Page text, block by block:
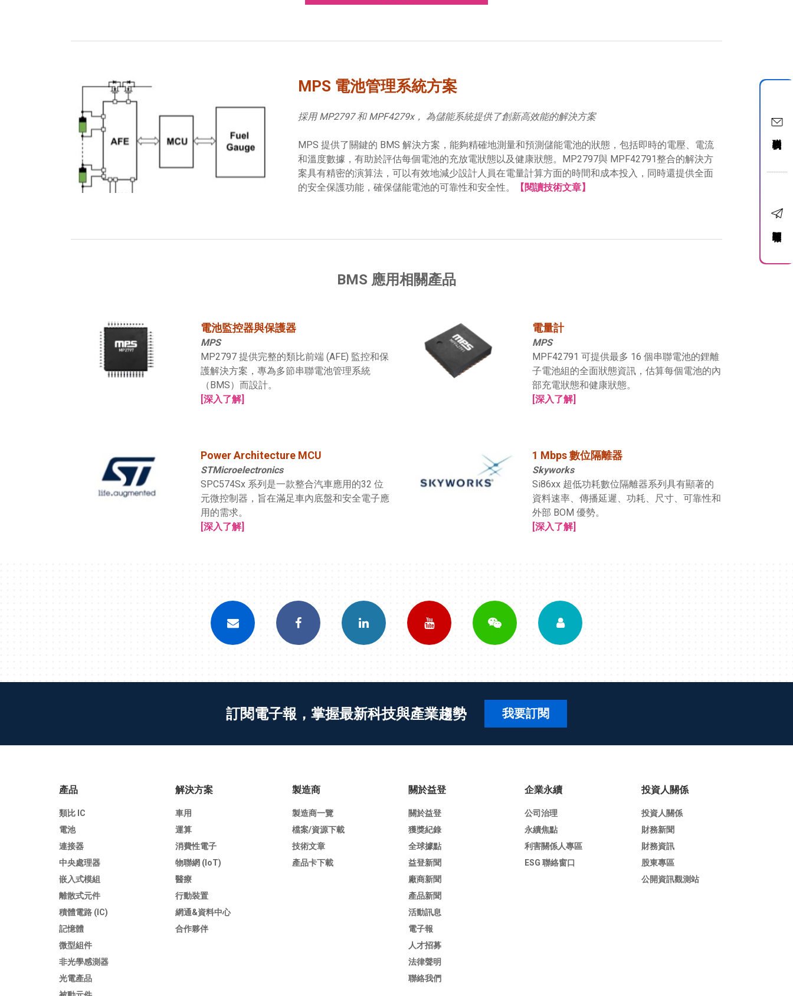
MPS 電池管理系統方案
採用 MP2797 和 MPF4279x， 為儲能系統提供了創新高效能的解決方案
MPS 提供了關鍵的 BMS 解決方案，能夠精確地測量和預測儲能電池的狀態，包括即時的電壓、電流
和溫度數據，有助於評估每個電池的充放電狀態以及健康狀態。MP2797與 MPF42791整合的解決方
案具有精密的演算法，可以有效地減少設計人員在電量計算方面的時間和成本投入，同時還提供全面
的安全保護功能，確保儲能電池的可靠性和安全性。
【閱讀技術文章】
BMS 應用相關產品
電池監控器與保護器
MPS
MP2797 提供完整的類比前端 (AFE) 監控和保
護解決方案，專為多節串聯電池管理系統
（BMS）而設計。
[深入了解]
電量計
MPS
MPF42791 可提供最多 16 個串聯電池的鋰離
子電池組的全面狀態資訊，估算每個電池的內
部充電狀態和健康狀態。
[深入了解]
Power Architecture MCU
STMicroelectronics
SPC574Sx 系列是一款整合汽車應用的32 位
元微控制器，旨在滿足車內底盤和安全電子應
用的需求。
[深入了解]
1 Mbps 數位隔離器
Skyworks
Si86xx 超低功耗數位隔離器系列具有顯著的
資料速率、傳播延遲、功耗、尺寸、可靠性和
外部 BOM 優勢。
[深入了解]
訂閱電子報，掌握最新科技與產業趨勢 我要訂閱
產品
類比 IC
電池
連接器
中央處理器
嵌入式模組
離散式元件
積體電路 (IC)
記憶體
微型組件
非光學感測器
光電產品
解決方案
車用
運算
消費性電子
物聯網 (IoT)
醫療
行動裝置
網通&資料中心
合作夥伴
製造商
製造商一覽
檔案/資源下載
技術文章
產品卡下載
關於益登
關於益登
獲獎紀錄
全球據點
益登新聞
廠商新聞
產品新聞
活動訊息
電子報
人才招募
法律聲明
聯絡我們
企業永續
公司治理
永續焦點
利害關係人專區
ESG 聯絡窗口
投資人關係
投資人關係
財務新聞
財務資訊
股東專區
公開資訊觀測站